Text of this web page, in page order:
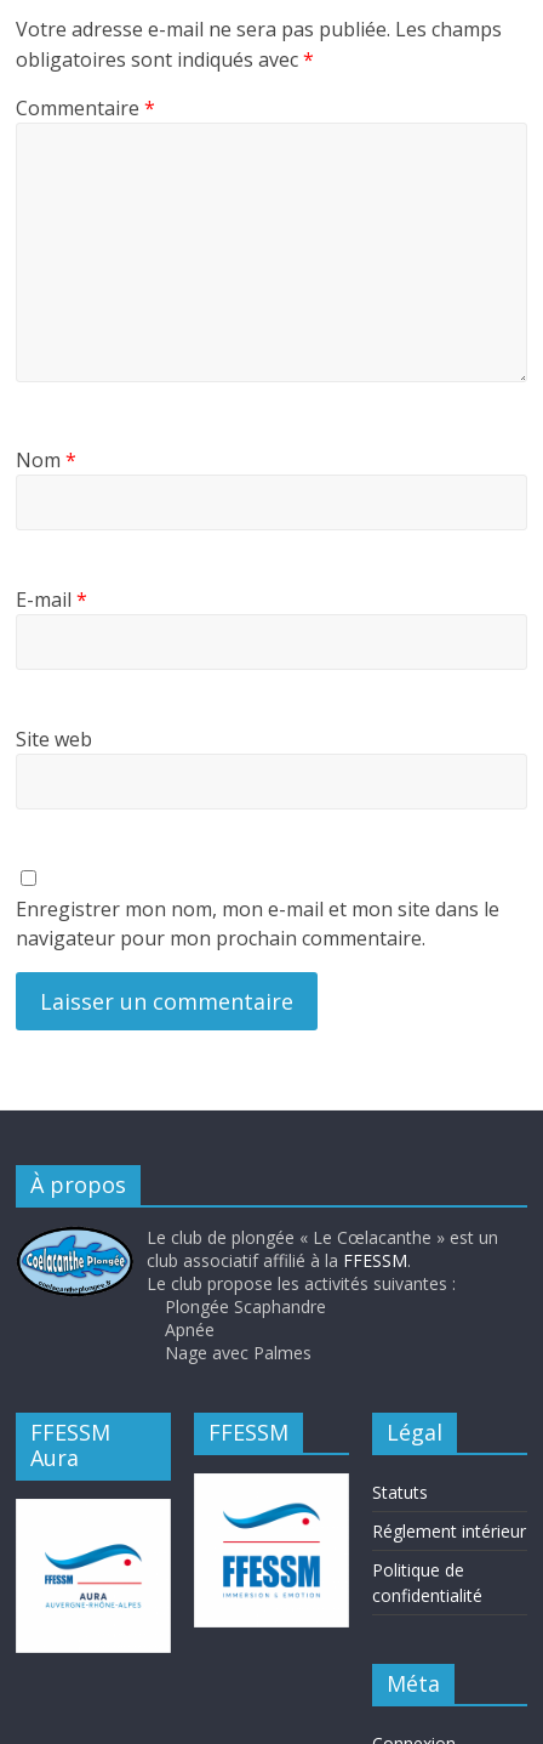
Votre adresse e-mail ne sera pas publiée. Les champs
obligatoires sont indiqués avec*
Commentaire*
Nom*
E-mail*
Site web
Enregistrer mon nom, mon e-mail et mon site dans le
navigateur pour mon prochain commentaire.
À propos
Le club de plongée « Le Cœlacanthe » est un
club associatif affilié à la FFESSM.
Le club propose les activités suivantes :
Plongée Scaphandre
Apnée
Nage avec Palmes
FFESSM
Aura
FFESSM Légal
Statuts
Réglement intérieur
Politique de
confidentialité
Méta